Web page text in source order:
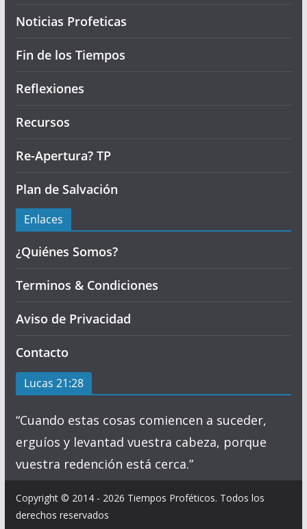
Noticias Profeticas
Fin de los Tiempos
Reflexiones
Recursos
Re-Apertura? TP
Plan de Salvación
Enlaces
¿Quiénes Somos?
Terminos & Condiciones
Aviso de Privacidad
Contacto
Lucas 21:28
“Cuando estas cosas comiencen a suceder,
erguíos y levantad vuestra cabeza, porque
vuestra redención está cerca.”
Copyright © 2014 - 2026 Tiempos Proféticos. Todos los
derechos reservados